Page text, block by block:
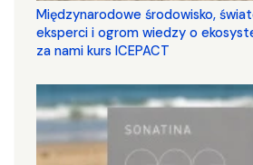
Międzynarodowe środowisko,
eksperci i ogrom wiedzy o
za nami kurs ICEPACT